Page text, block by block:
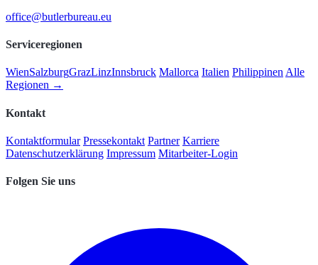
office@butlerbureau.eu
Serviceregionen
WienSalzburgGrazLinzInnsbruck Mallorca Italien Philippinen Alle
Regionen →
Kontakt
Kontaktformular Pressekontakt Partner Karriere
Datenschutzerklärung Impressum Mitarbeiter-Login
Folgen Sie uns